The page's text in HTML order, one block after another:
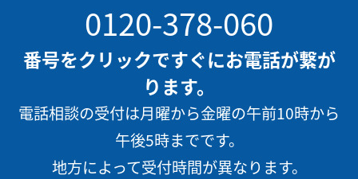
0120-378-060
番号をクリックですぐにお電話が繋が
ります。
電話相談の受付は月曜から金曜の午前10時から
午後5時までです。
地方によって受付時間が異なります。